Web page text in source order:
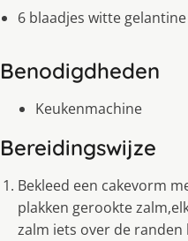
6 blaadjes witte gelantine
Benodigdheden
Keukenmachine
Bereidingswijze
Bekleed een cakevorm
plakken gerookte
zalm iets over de